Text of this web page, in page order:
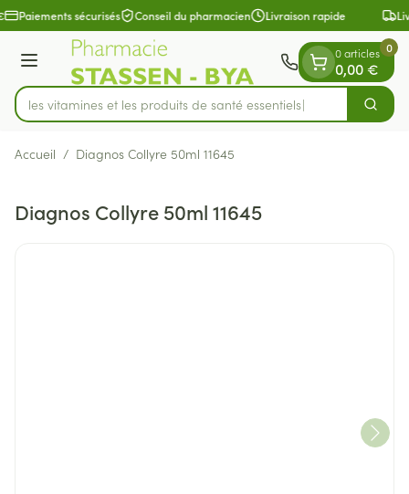
Aller au contenu
1 de 1
Paiements sécurisés Conseil du pharmacien Livraison rapide
Menu
Rechercher
les vitamines et les produits de santé essentiels
0 articles
0,00 €
0
Accueil / Diagnos Collyre 50ml 11645
Diagnos Collyre 50ml 11645